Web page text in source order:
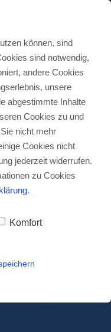
können, sind
sind notwendig,
andere Cookies
unsere
abgestimmte Inhalte
Cookies zu und
nicht mehr
Cookies nicht
jederzeit widerrufen.
zu Cookies
.
Komfort